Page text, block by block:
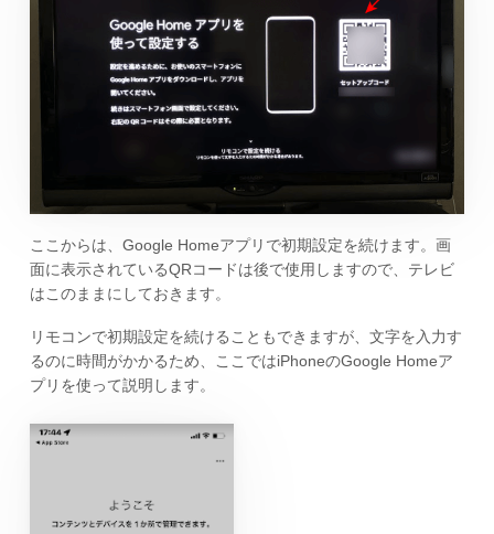
ここからは、Google Homeアプリで初期設定を続けます。画
面に表示されているQRコードは後で使用しますので、テレビ
はこのままにしておきます。
リモコンで初期設定を続けることもできますが、文字を入力す
るのに時間がかかるため、ここではiPhoneのGoogle Homeア
プリを使って説明します。